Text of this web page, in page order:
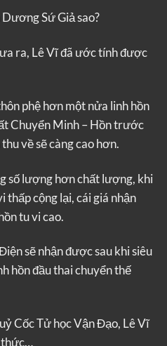
Sứ Giả sao?
ra, Lê Vĩ đã ước tính được
phệ hơn một nửa linh hồn
Chuyển Minh – Hồn trước
về sẽ càng cao hơn.
số lượng hơn chất lượng, khi
thấp cộng lại, cái giá nhận
tu vi cao.
sẽ nhận được sau khi siêu
hồn đầu thai chuyển thế
Cốc Tử học Vận Đạo, Lê Vĩ
thức…